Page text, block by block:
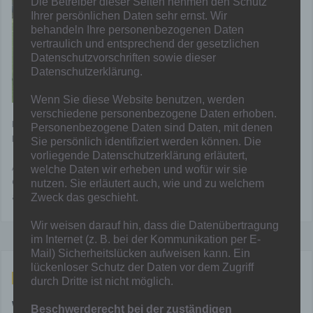
Kurz danach zeigte die C2 in einem torreichen Spiel ihre Klasse. Am
Ende schickte man die Gäste von Hamborn 90 mit 8-1 nach Hause.
Am Ende des Tages kämpfte die 1.Mannschaft lange gegen die
Gäste aus Mintard. Viele Individuelle Fehler kosteten an dem Tag
aber ein positives Ergebnis so das man am Ende mit 3-6 verlor.
Dez. 5, 2025
Wochenende mit vielen
Ihrer persönlichen Daten sehr ernst. Wir
behandeln Ihre personenbezogenen Daten
vertraulich und entsprechend der gesetzlichen
Datenschutzvorschriften sowie dieser
Datenschutzerklärung.
Wenn Sie diese Website benutzen, werden
verschiedene personenbezogene Daten erhoben.
Personenbezogene Daten sind Daten, mit denen
Sie persönlich identifiziert werden können. Die
vorliegende Datenschutzerklärung erläutert,
welche Daten wir erheben und wofür wir sie
nutzen. Sie erläutert auch, wie und zu welchem
Zweck das geschieht.
Wir weisen darauf hin, dass die Datenübertragung
im Internet (z. B. bei der Kommunikation per E-
Mail) Sicherheitslücken aufweisen kann. Ein
lückenloser Schutz der Daten vor dem Zugriff
durch Dritte ist nicht möglich.
Beschwerderecht bei der zuständigen